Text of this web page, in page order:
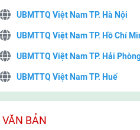
UBMTTQ Việt Nam TP. Hà Nội
UBMTTQ Việt Nam TP. Hồ Chí
UBMTTQ Việt Nam TP. Hải
UBMTTQ Việt Nam TP. Huế
UBMTTQ Việt Nam TP. Cần Thơ
VĂN BẢN